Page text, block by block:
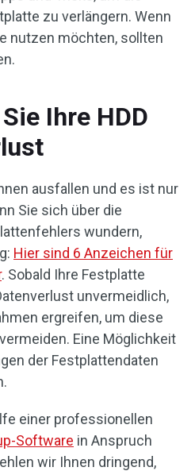
zu verlängern. Wenn
nutzen möchten, sollten
Ihre HDD
ausfallen und es ist nur
Sie sich über die
wundern,
Hier sind 6 Anzeichen für
. Sobald Ihre Festplatte
unvermeidlich,
ergreifen, um diese
Eine Möglichkeit
der Festplattendaten
einer professionellen
Software in Anspruch
wir Ihnen dringend,